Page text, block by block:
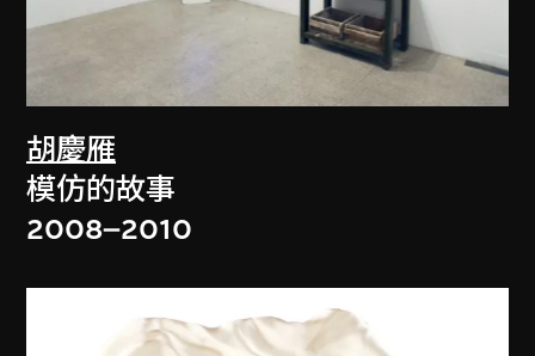
胡慶雁
模仿的故事
2008–2010